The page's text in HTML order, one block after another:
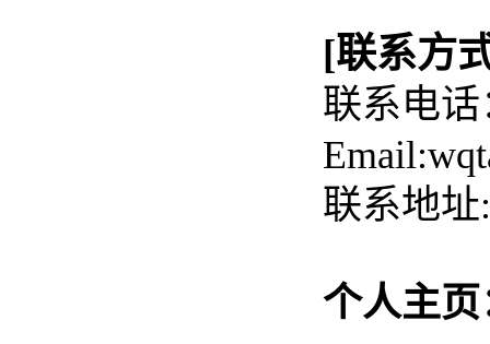
[联系方
联系电话
联系地址
个人主页